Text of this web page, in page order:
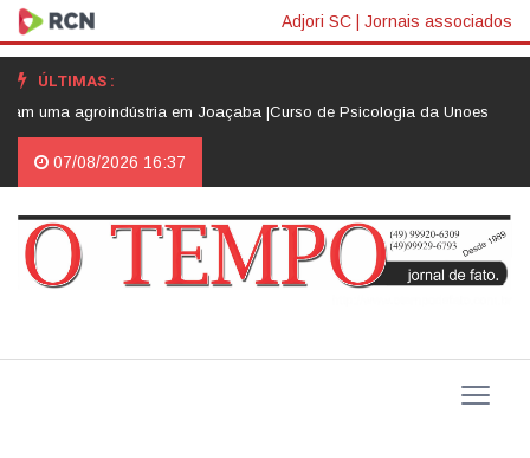
Adjori SC | Jornais associados
ÚLTIMAS :
agroindústria em Joaçaba |Curso de Psicologia da Unoesc Joaçaba
07/08/2026 16:37